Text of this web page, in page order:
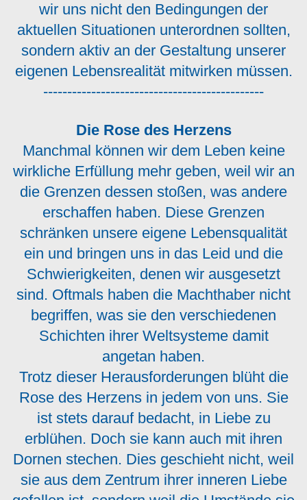
wir uns nicht den Bedingungen der
aktuellen Situationen unterordnen sollten,
sondern aktiv an der Gestaltung unserer
eigenen Lebensrealität mitwirken müssen.
----------------------------------------------
Die Rose des Herzens
Manchmal können wir dem Leben keine
wirkliche Erfüllung mehr geben, weil wir an
die Grenzen dessen stoßen, was andere
erschaffen haben. Diese Grenzen
schränken unsere eigene Lebensqualität
ein und bringen uns in das Leid und die
Schwierigkeiten, denen wir ausgesetzt
sind. Oftmals haben die Machthaber nicht
begriffen, was sie den verschiedenen
Schichten ihrer Weltsysteme damit
angetan haben.
Trotz dieser Herausforderungen blüht die
Rose des Herzens in jedem von uns. Sie
ist stets darauf bedacht, in Liebe zu
erblühen. Doch sie kann auch mit ihren
Dornen stechen. Dies geschieht nicht, weil
sie aus dem Zentrum ihrer inneren Liebe